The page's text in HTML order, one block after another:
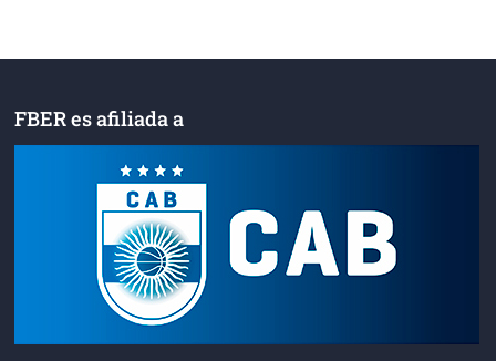
FBER es afiliada a